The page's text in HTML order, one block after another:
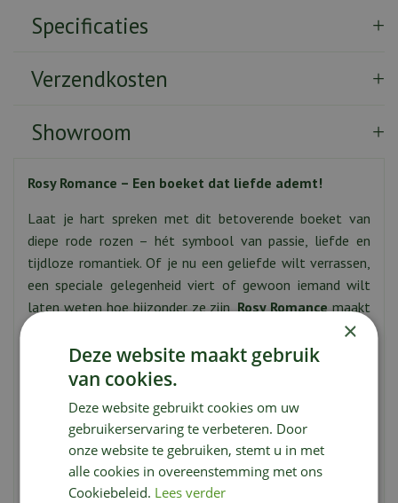
Specificaties
Verzendkosten
Showroom
Rosy Romance – Een boeket dat liefde ademt!
Laat je hart spreken met dit betoverende boeket van
diepe rode rozen – hét symbool van passie, liefde en
tijdloze romantiek. Of je nu een geliefde wilt verrassen,
een speciale gelegenheid viert of gewoon iemand wilt
laten weten hoe bijzonder ze zijn,Rosy Romancemaakt
Perfect voor:
Romantische gebaren
Jubilea & verjaardagen
Huwelijksaanzoeken & Valentijnsdag
"Zomaar, omdat ik van je hou"
Bestel vandaag nog en laat de liefde bloeien!
×
Deze website maakt gebruik
van cookies.
Deze website gebruikt cookies om uw
gebruikerservaring te verbeteren. Door
onze website te gebruiken, stemt u in met
alle cookies in overeenstemming met ons
Cookiebeleid. Lees verder